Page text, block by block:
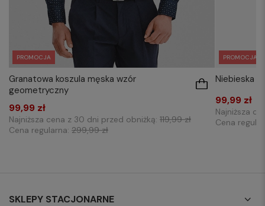
PROMOCJA
Granatowa koszula męska wzór
geometryczny
99,99 zł
Najniższa cena z 30 dni przed obniżką: 119,99 zł
Cena regularna: 299,99 zł
PROMOCJA
Niebieska
99,99 zł
Najniższa
Cena
SKLEPY STACJONARNE